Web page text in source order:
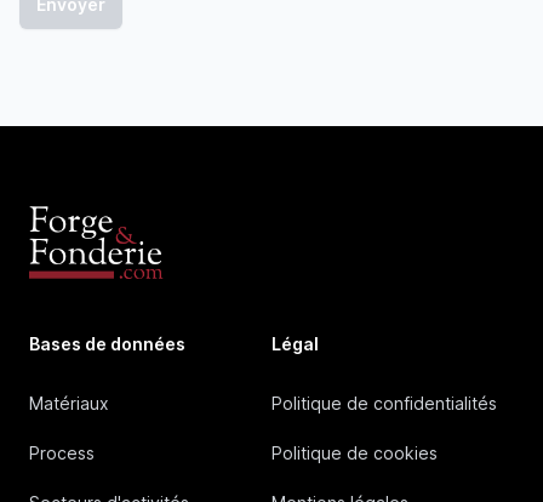
Bases de données
Matériaux
Process
Légal
Politique de confidentialités
Politique de cookies